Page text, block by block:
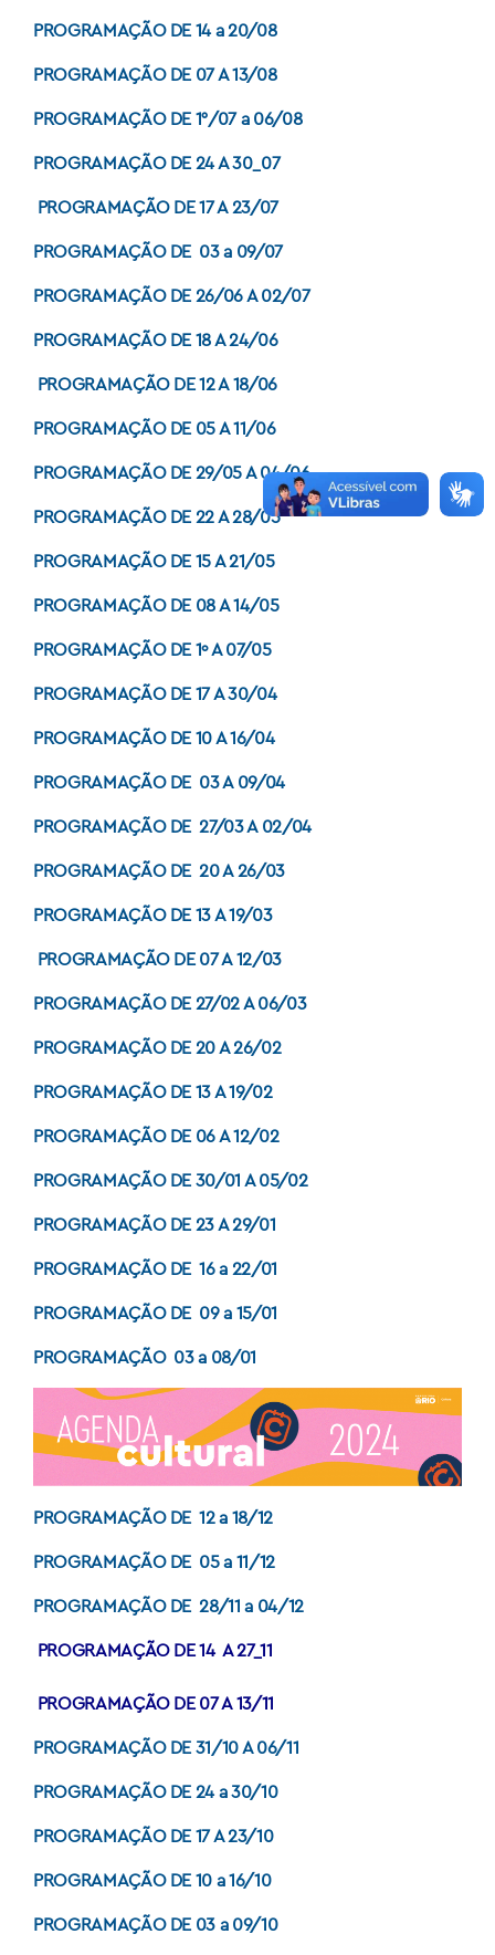
PROGRAMAÇÃO DE 14 a 20/08
PROGRAMAÇÃO DE 07 A 13/08
PROGRAMAÇÃO DE 1°/07 a 06/08
PROGRAMAÇÃO DE 24 A 30_07
PROGRAMAÇÃO DE 17 A 23/07
PROGRAMAÇÃO DE 03 a 09/07
PROGRAMAÇÃO DE 26/06 A 02/07
PROGRAMAÇÃO DE 18 A 24/06
PROGRAMAÇÃO DE 12 A 18/06
PROGRAMAÇÃO DE 05 A 11/06
PROGRAMAÇÃO DE 29/05 A 04/06
PROGRAMAÇÃO DE 22 A 28/05
PROGRAMAÇÃO DE 15 A 21/05
PROGRAMAÇÃO DE 08 A 14/05
PROGRAMAÇÃO DE 1º A 07/05
PROGRAMAÇÃO DE 17 A 30/04
PROGRAMAÇÃO DE 10 A 16/04
PROGRAMAÇÃO DE 03 A 09/04
PROGRAMAÇÃO DE 27/03 A 02/04
PROGRAMAÇÃO DE 20 A 26/03
PROGRAMAÇÃO DE 13 A 19/03
PROGRAMAÇÃO DE 07 A 12/03
PROGRAMAÇÃO DE 27/02 A 06/03
PROGRAMAÇÃO DE 20 A 26/02
PROGRAMAÇÃO DE 13 A 19/02
PROGRAMAÇÃO DE 06 A 12/02
PROGRAMAÇÃO DE 30/01 A 05/02
PROGRAMAÇÃO DE 23 A 29/01
PROGRAMAÇÃO DE 16 a 22/01
PROGRAMAÇÃO DE 09 a 15/01
PROGRAMAÇÃO 03 a 08/01
PROGRAMAÇÃO DE 12 a 18/12
PROGRAMAÇÃO DE 05 a 11/12
PROGRAMAÇÃO DE 28/11 a 04/12
PROGRAMAÇÃO DE14 A 27_11
PROGRAMAÇÃO DE 07 A 13/11
PROGRAMAÇÃO DE 31/10 A 06/11
PROGRAMAÇÃO DE 24 a 30/10
PROGRAMAÇÃO DE 17 A 23/10
PROGRAMAÇÃO DE 10 a 16/10
PROGRAMAÇÃO DE 03 a 09/10